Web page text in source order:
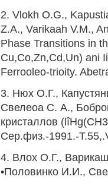
2. Vlokh O.G.,
Z.A., Varikaah V.M.,
Phase Transitions in
Cu,Co,Zn,Cd,Un) ani
Ferrooleo-trioity.
3. Нюх О.Г.,
Свелеоа С. А.,
кристаллов
Сер.физ.-1991.-
4. Влох О.Г.,
•Половинко И.И.,